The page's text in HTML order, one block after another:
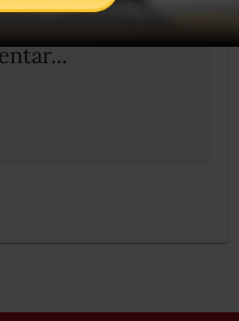
sesión Registrate